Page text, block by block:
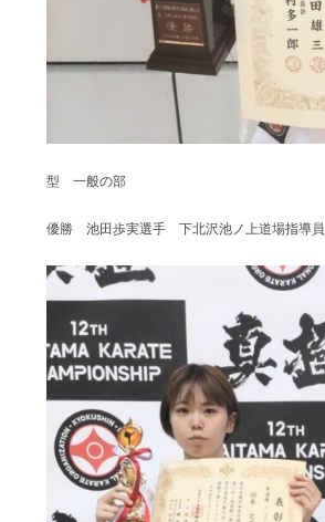
型 一般の部
優勝 池田歩実選手 下北沢池ノ上道場指導員